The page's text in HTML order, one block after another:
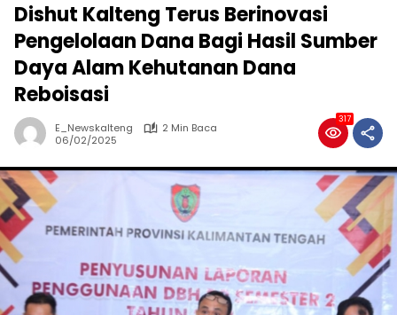
Dishut Kalteng Terus Berinovasi
Pengelolaan Dana Bagi Hasil Sumber
Daya Alam Kehutanan Dana
Reboisasi
E_Newskalteng
2 Min Baca
06/02/2025
317